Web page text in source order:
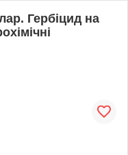
Гербіцид на